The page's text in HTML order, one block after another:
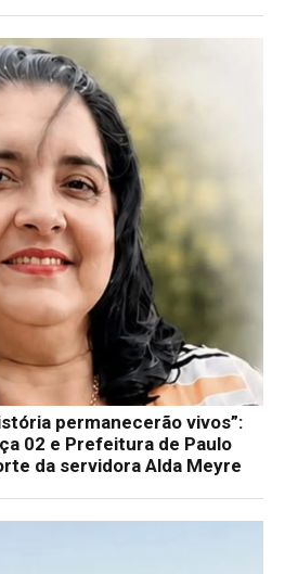
permanecerão vivos”:
02 e Prefeitura de Paulo
da servidora Alda Meyre